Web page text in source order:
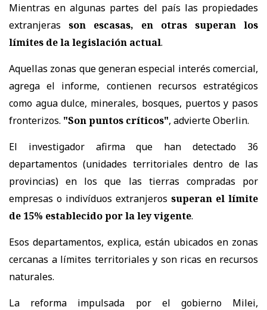
Mientras en algunas partes del país las propiedades
extranjeras son escasas, en otras superan los
límites de la legislación actual.
Aquellas zonas que generan especial interés comercial,
agrega el informe, contienen recursos estratégicos
como agua dulce, minerales, bosques, puertos y pasos
fronterizos. "Son puntos críticos", advierte Oberlin.
El investigador afirma que han detectado 36
departamentos (unidades territoriales dentro de las
provincias) en los que las tierras compradas por
empresas o indivíduos extranjeros superan el límite
de 15% establecido por la ley vigente.
Esos departamentos, explica, están ubicados en zonas
cercanas a límites territoriales y son ricas en recursos
naturales.
La reforma impulsada por el gobierno Milei,